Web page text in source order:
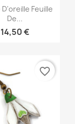
rapide
Feuille
De...
14,50 €
favorite_border